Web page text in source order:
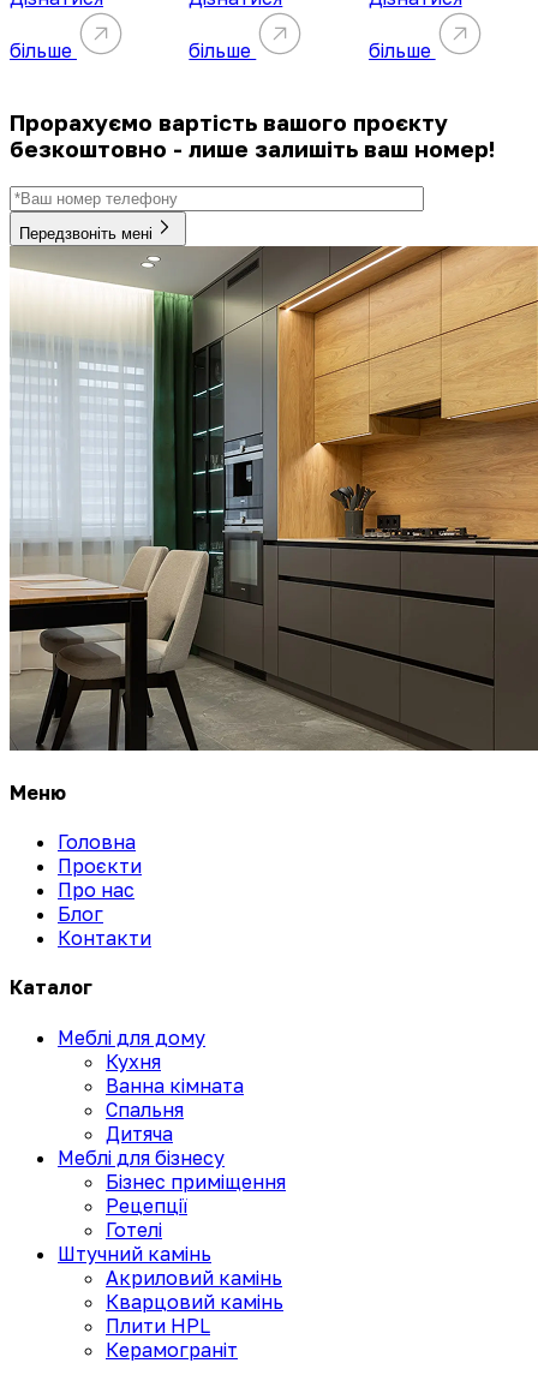
більше більше більше
Прорахуємо вартість вашого проєкту
безкоштовно - лише залишіть ваш номер!
Передзвоніть мені
Меню
Головна
Проєкти
Про нас
Блог
Контакти
Каталог
Меблі для дому
Кухня
Ванна кімната
Спальня
Дитяча
Меблі для бізнесу
Бізнес приміщення
Рецепції
Готелі
Штучний камінь
Акриловий камінь
Кварцовий камінь
Плити HPL
Керамограніт